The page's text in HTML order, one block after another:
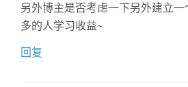
另外博主是否考虑一下另外建立
多的人学习收益~
回复